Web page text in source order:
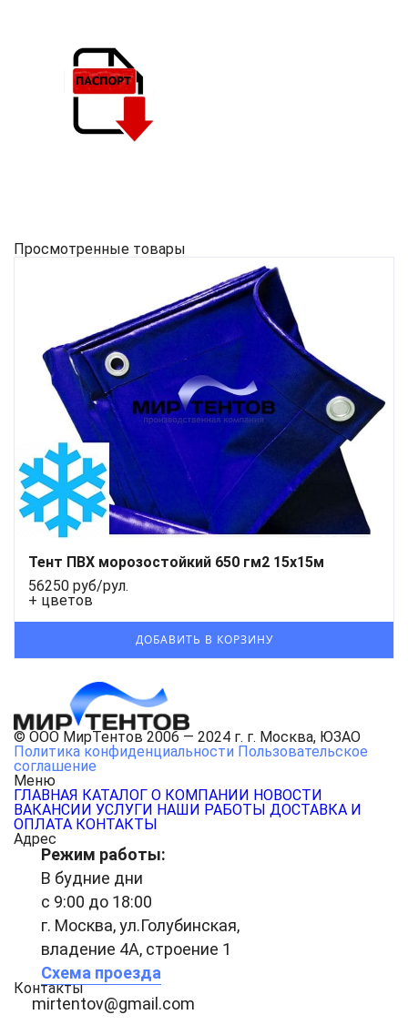
Просмотренные товары
Тент ПВХ морозостойкий 650 гм2 15х15м
56250 руб/рул.
+ цветов
© ООО МирТентов 2006 — 2024 г. г. Москва, ЮЗАО
Политика конфиденциальности Пользовательское
соглашение
Меню
ГЛАВНАЯ КАТАЛОГ О КОМПАНИИ НОВОСТИ
ВАКАНСИИ УСЛУГИ НАШИ РАБОТЫ ДОСТАВКА И
ОПЛАТА КОНТАКТЫ
Адрес
Режим работы:
В будние дни
с 9:00 до 18:00
г. Москва, ул.Голубинская,
владение 4А, строение 1
Схема проезда
Контакты
mirtentov@gmail.com